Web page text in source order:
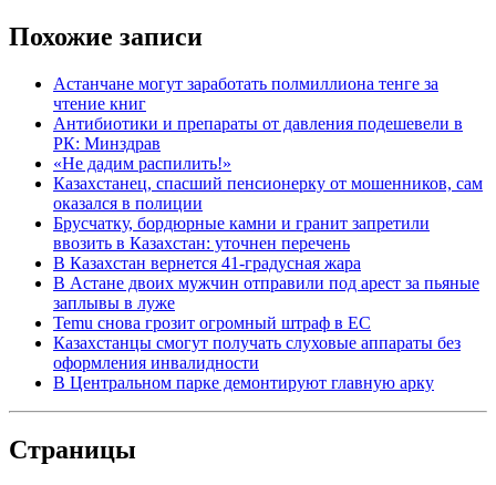
Похожие записи
Астанчане могут заработать полмиллиона тенге за
чтение книг
Антибиотики и препараты от давления подешевели в
РК: Минздрав
«Не дадим распилить!»
Казахстанец, спасший пенсионерку от мошенников, сам
оказался в полиции
Брусчатку, бордюрные камни и гранит запретили
ввозить в Казахстан: уточнен перечень
В Казахстан вернется 41-градусная жара
В Астане двоих мужчин отправили под арест за пьяные
заплывы в луже
Temu снова грозит огромный штраф в ЕС
Казахстанцы смогут получать слуховые аппараты без
оформления инвалидности
В Центральном парке демонтируют главную арку
Страницы